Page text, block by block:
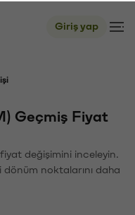
Giriş yap
Geçmiş Fiyat
değişimini inceleyin.
noktalarını daha